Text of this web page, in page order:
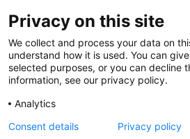
@CGTCatalunya
cgtcatalunya
Privacy on this site
We collect and process your data on
understand how it is used. You can
selected purposes, or you can decline
information, see our privacy policy.
Analytics
Consent details
Privacy policy